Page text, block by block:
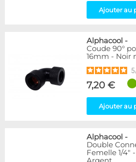
Ajouter au
Alphacool -
Coude 90°
16mm - Noir
5
7,20 €
Ajouter au
Alphacool -
Double
Femelle 1/4"